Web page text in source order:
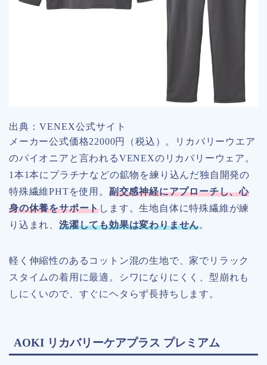
出典：VENEX公式サイト
メーカー公式価格22000円（税込）。リカバリーウエア
のパイオニアと言われるVENEXのリカバリーウェア。
1本1本にプラチナなどの鉱物を練り込んだ独自開発の
特殊繊維PHTを使用。 副交感神経にアプローチし、心
身の休養をサポートします。生地自体に特殊繊維が練
り込まれ、 洗濯しても効果は変わりません。
軽く伸縮性のあるコットン混の生地で、家でリラック
スタイムの着用に最適。シワになりにくく、型崩れも
しにくいので、すぐにヘタらず長持ちします。
AOKI リカバリーケアプラス プレミアム